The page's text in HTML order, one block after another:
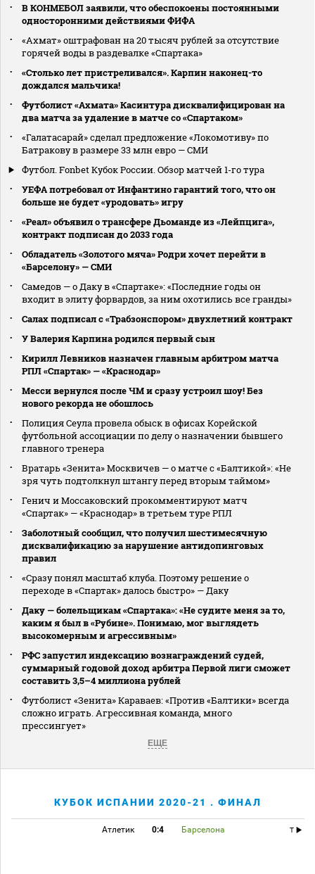
В КОНМЕБОЛ заявили, что обеспокоены постоянными
односторонними действиями ФИФА
«Ахмат» оштрафован на 20 тысяч рублей за отсутствие
горячей воды в раздевалке «Спартака»
«Столько лет пристреливался». Карпин наконец-то
дождался мальчика!
Футболист «Ахмата» Касинтура дисквалифицирован на
два матча за удаление в матче со «Спартаком»
«Галатасарай» сделал предложение «Локомотиву» по
Батракову в размере 33 млн евро — СМИ
Футбол. Fonbet Кубок России. Обзор матчей 1-го тура
УЕФА потребовал от Инфантино гарантий того, что он
больше не будет «уродовать» игру
«Реал» объявил о трансфере Дьоманде из «Лейпцига»,
контракт подписан до 2033 года
Обладатель «Золотого мяча» Родри хочет перейти в
«Барселону» — СМИ
Самедов — о Даку в «Спартаке»: «Последние годы он
входит в элиту форвардов, за ним охотились все гранды»
Салах подписал с «Трабзонспором» двухлетний контракт
У Валерия Карпина родился первый сын
Кирилл Левников назначен главным арбитром матча
РПЛ «Спартак» — «Краснодар»
Месси вернулся после ЧМ и сразу устроил шоу! Без
нового рекорда не обошлось
Полиция Сеула провела обыск в офисах Корейской
футбольной ассоциации по делу о назначении бывшего
главного тренера
Вратарь «Зенита» Москвичев — о матче с «Балтикой»: «Не
зря чуть подтолкнул штангу перед вторым таймом»
Генич и Моссаковский прокомментируют матч
«Спартак» — «Краснодар» в третьем туре РПЛ
Заболотный сообщил, что получил шестимесячную
дисквалификацию за нарушение антидопинговых
правил
«Сразу понял масштаб клуба. Поэтому решение о
переходе в «Спартак» далось быстро» — Даку
Даку — болельщикам «Спартака»: «Не судите меня за то,
каким я был в «Рубине». Понимаю, мог выглядеть
высокомерным и агрессивным»
РФС запустил индексацию вознаграждений судей,
суммарный годовой доход арбитра Первой лиги сможет
составить 3,5–4 миллиона рублей
Футболист «Зенита» Караваев: «Против «Балтики» всегда
сложно играть. Агрессивная команда, много
прессингует»
ЕЩЕ
КУБОК ИСПАНИИ 2020-21 . ФИНАЛ
Атлетик 0:4 Барселона T